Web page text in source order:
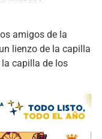
amigos de la
lienzo de la capilla
capilla de los